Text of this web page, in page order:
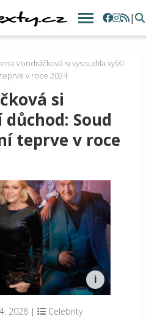
|
Vondráčková si vysoudila vyšší
v roce 2024
si
Soud
teprve v roce
2026 |
Celebrity